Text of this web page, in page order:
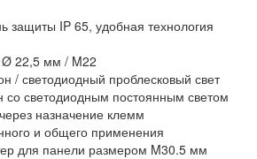
защиты IP 65, удобная технология
22,5 мм / M22
/ светодиодный проблесковый свет
со светодиодным постоянным светом
назначение клемм
и общего применения
для панели размером M30.5 мм